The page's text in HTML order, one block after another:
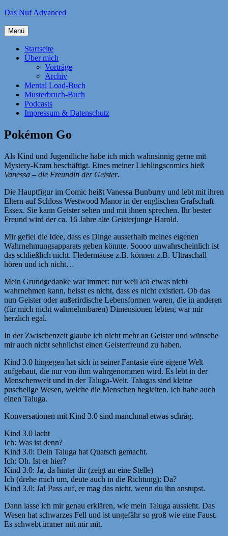
Zum
springen
Das Nuf Advanced
Menü
Startseite
Über mich
Vorträge
Archiv
Mental Load-Buch
Musterbruch-Buch
Podcasts
Impressum & Datenschutz
Pokémon Go
Als Kind und Jugendliche habe ich mich wahnsinnig gerne mit
Mystery-Kram beschäftigt. Eines meiner Lieblingscomics hieß
Vanessa – die Freundin der Geister.
Die Hauptfigur im Comic heißt Vanessa Bunburry und lebt mit ihren
Eltern auf Schloss Westwood Manor in der englischen Grafschaft
Essex. Sie kann Geister sehen und mit ihnen sprechen. Ihr bester
Freund wird der ca. 16 Jahre alte Geisterjunge Harold.
Mir gefiel die Idee, dass es Dinge ausserhalb meines eigenen
Wahrnehmungsapparats geben könnte. Soooo unwahrscheinlich ist
das schließlich nicht. Fledermäuse z.B. können z.B. Ultraschall
hören und ich nicht…
Mein Grundgedanke war immer: nur weil ich etwas nicht
wahrnehmen kann, heisst es nicht, dass es nicht existiert. Ob das
nun Geister oder außerirdische Lebensformen waren, die in anderen
(für mich nicht wahrnehmbaren) Dimensionen lebten, war mir
herzlich egal.
In der Zwischenzeit glaube ich nicht mehr an Geister und wünsche
mir auch nicht sehnlichst einen Geisterfreund zu haben.
Kind 3.0 hingegen hat sich in seiner Fantasie eine eigene Welt
aufgebaut, die nur von ihm wahrgenommen wird. Es lebt in der
Menschenwelt und in der Taluga-Welt. Talugas sind kleine
puschelige Wesen, welche die Menschen begleiten. Ich habe auch
einen Taluga.
Konversationen mit Kind 3.0 sind manchmal etwas schräg.
Kind 3.0 lacht
Ich: Was ist denn?
Kind 3.0: Dein Taluga hat Quatsch gemacht.
Ich: Oh. Ist er hier?
Kind 3.0: Ja, da hinter dir (zeigt an eine Stelle)
Ich (drehe mich um, deute auch in die Richtung): Da?
Kind 3.0: Ja! Pass auf, er mag das nicht, wenn du ihn anstupst.
Dann lasse ich mir genau erklären, wie mein Taluga aussieht. Das
Wesen hat schwarzes Fell und ist ungefähr so groß wie eine Faust.
Es schwebt immer mit mir mit.